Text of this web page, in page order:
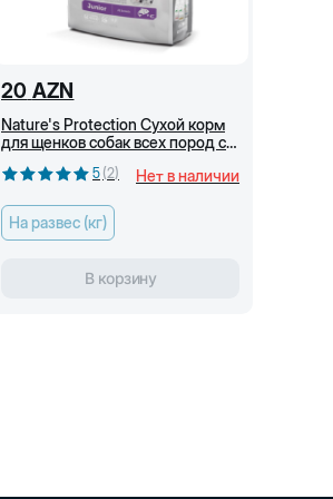
20 AZN
Nature's Protection Сухой корм
для щенков собак всех пород с
лососем (кг) 5 (2) Нет в наличии
На развес (кг)
В корзину